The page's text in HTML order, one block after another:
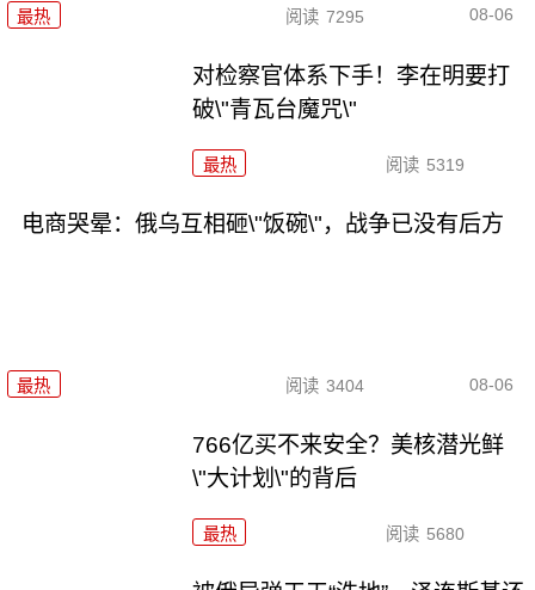
最热 阅读 7295 08-06
对检察官体系下手！李在明要打
破\"青瓦台魔咒\"
最热 阅读 5319
电商哭晕：俄乌互相砸\"饭碗\"，战争已没有后方
最热 阅读 3404 08-06
766亿买不来安全？美核潜光鲜
\"大计划\"的背后
最热 阅读 5680